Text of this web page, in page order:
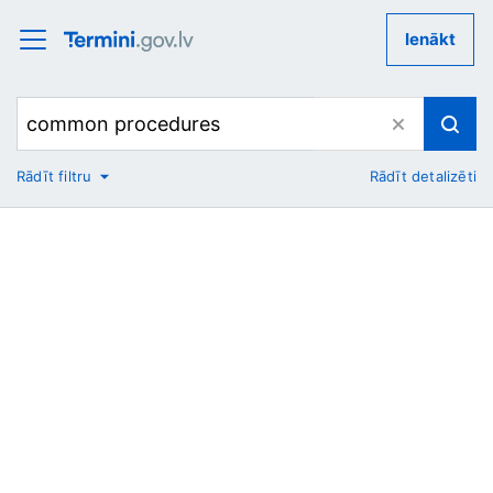
Ienākt
No
Rādīt filtru Rādīt detalizēti